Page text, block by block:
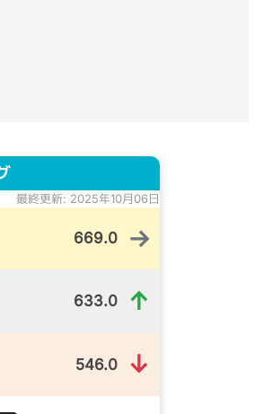
最終更新: 2025年10月06日
669.0 →
633.0 ↑
546.0 ↓